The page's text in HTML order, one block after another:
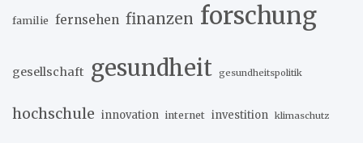
familie fernsehen finanzen forschung
gesellschaft gesundheit gesundheitspolitik
hochschule innovation internet investition klimaschutz